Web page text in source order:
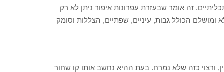
זה אומר שבעזרת עפרונות איפור ניתן לא רק
הכולל גבות, עיניים, שפתיים, הצללות וסומק
ורצוי כזה שלא נמרח. בעת ההיא נחשב אותו קו שחור